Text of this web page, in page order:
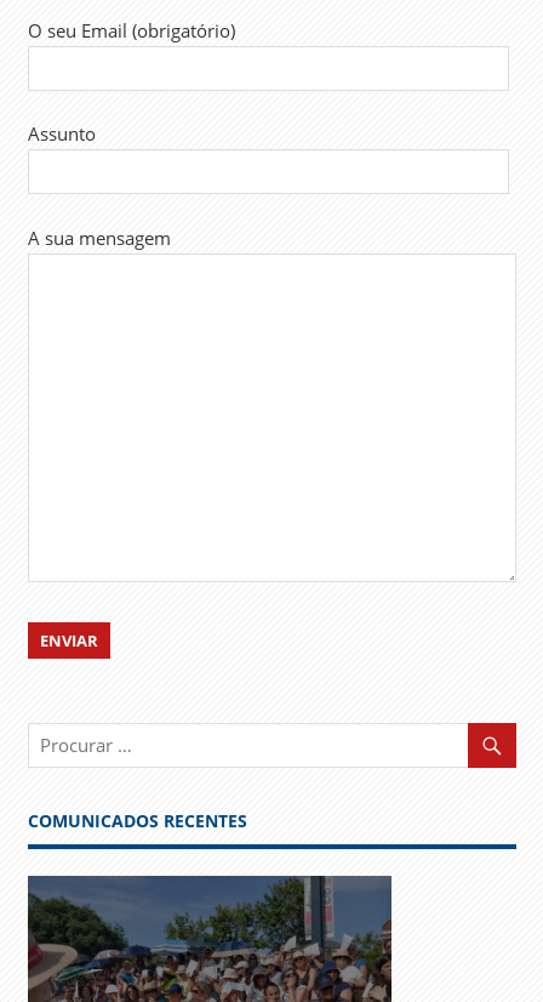
O seu Email (obrigatório)
Assunto
A sua mensagem
COMUNICADOS RECENTES